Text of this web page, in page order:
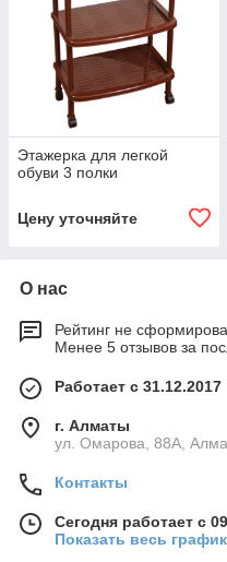
Этажерка для легкой
обуви 3 полки
Цену уточняйте
О нас
Рейтинг не
Менее 5 отзывов за
Работает с 31.12.2017
г. Алматы
ул. Омарова, 88А,
Контакты
Сегодня работает с
Показать весь